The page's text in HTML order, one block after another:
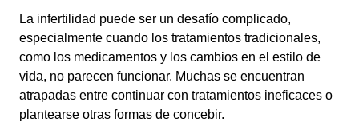
La infertilidad puede ser un desafío complicado,
especialmente cuando los tratamientos tradicionales,
como los medicamentos y los cambios en el estilo de
vida, no parecen funcionar. Muchas se encuentran
atrapadas entre continuar con tratamientos ineficaces o
plantearse otras formas de concebir.